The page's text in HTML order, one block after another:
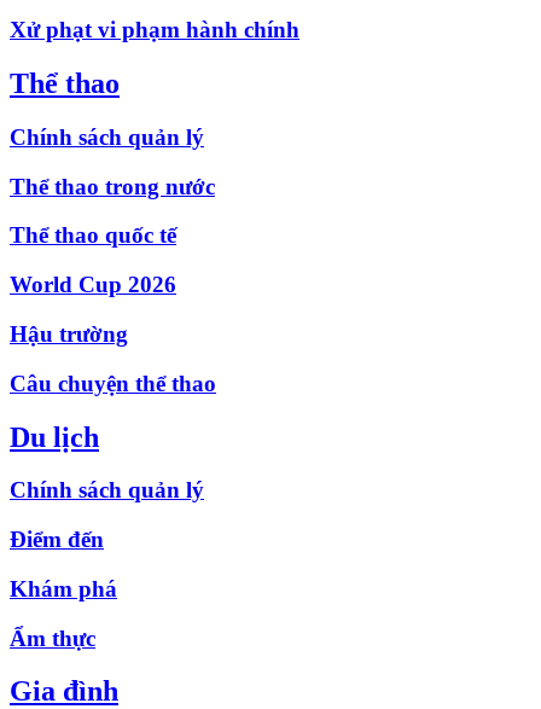
Xử phạt vi phạm hành chính
Thể thao
Chính sách quản lý
Thể thao trong nước
Thể thao quốc tế
World Cup 2026
Hậu trường
Câu chuyện thể thao
Du lịch
Chính sách quản lý
Điểm đến
Khám phá
Ẩm thực
Gia đình